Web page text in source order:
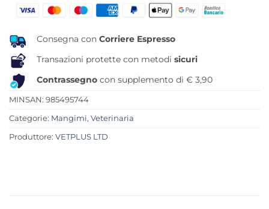
Consegna con Corriere Espresso
Transazioni protette con metodi sicuri
Contrassegno con supplemento di € 3,90
MINSAN: 985495744
Categorie: Mangimi, Veterinaria
Produttore: VETPLUS LTD